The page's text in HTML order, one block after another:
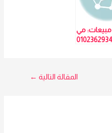
F18 ZK مبيعات: مي
المقالة التالية ←